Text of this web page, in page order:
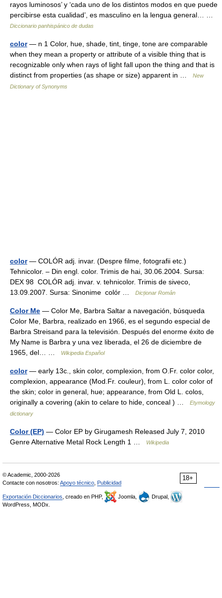
rayos luminosos’ y ‘cada uno de los distintos modos en que puede
percibirse esta cualidad’, es masculino en la lengua general… …
Diccionario panhispánico de dudas
color— n 1 Color, hue, shade, tint, tinge, tone are comparable
when they mean a property or attribute of a visible thing that is
recognizable only when rays of light fall upon the thing and that is
distinct from properties (as shape or size) apparent in …
New
Dictionary of Synonyms
color— COLÓR adj. invar. (Despre filme, fotografii etc.)
Tehnicolor. – Din engl. color. Trimis de hai, 30.06.2004. Sursa:
DEX 98 COLÓR adj. invar. v. tehnicolor. Trimis de siveco,
13.09.2007. Sursa: Sinonime colór …
Dicționar Român
Color Me — Color Me, Barbra Saltar a navegación, búsqueda
Color Me, Barbra, realizado en 1966, es el segundo especial de
Barbra Streisand para la televisión. Después del enorme éxito de
My Name is Barbra y una vez liberada, el 26 de diciembre de
1965, del… …
Wikipedia Español
color— early 13c., skin color, complexion, from O.Fr. color color,
complexion, appearance (Mod.Fr. couleur), from L. color color of
the skin; color in general, hue; appearance, from Old L. colos,
originally a covering (akin to celare to hide, conceal ) …
Etymology
dictionary
Color (EP) — Color EP by Girugamesh Released July 7, 2010
Genre Alternative Metal Rock Length 1 …
Wikipedia
18+
© Academic, 2000-2026
Contacte con nosotros: Apoyo técnico Publicidad
Exportación Diccionarios , creado en PHP, Joomla,
Drupal,
WordPress, MODx.